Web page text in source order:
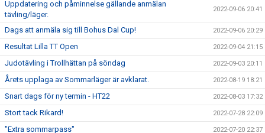
Uppdatering och påminnelse gällande anmälan
tävling/läger.
2022-09-06 20:41
Dags att anmäla sig till Bohus Dal Cup! 2022-09-06 20:29
Resultat Lilla TT Open 2022-09-04 21:15
Judotävling i Trollhättan på söndag 2022-09-03 20:11
Årets upplaga av Sommarläger är avklarat. 2022-08-19 18:21
Snart dags för ny termin - HT22 2022-08-03 17:32
Stort tack Rikard! 2022-07-28 22:09
"Extra sommarpass" 2022-07-20 22:37